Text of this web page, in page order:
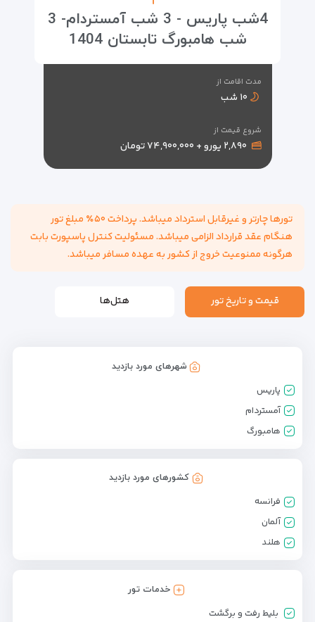
4شب پاریس - 3 شب آمستردام- 3
شب هامبورگ تابستان 1404
مدت اقامت از
۱۰ شب
شروع قیمت از
۲,۸۹۰ یورو + ۷۴,۹۰۰,۰۰۰ تومان
تورها چارتر و غیرقابل استرداد میباشد. پرداخت ۵۰٪ مبلغ تور
هنگام عقد قرارداد الزامی میباشد. مسئولیت کنترل پاسپورت بابت
هرگونه ممنوعیت خروج از کشور به عهده مسافر میباشد.
قیمت و تاریخ تور هتل‌ها
شهرهای مورد بازدید
پاریس
آمستردام
هامبورگ
کشورهای مورد بازدید
فرانسه
آلمان
هلند
خدمات تور
بلیط رفت و برگشت